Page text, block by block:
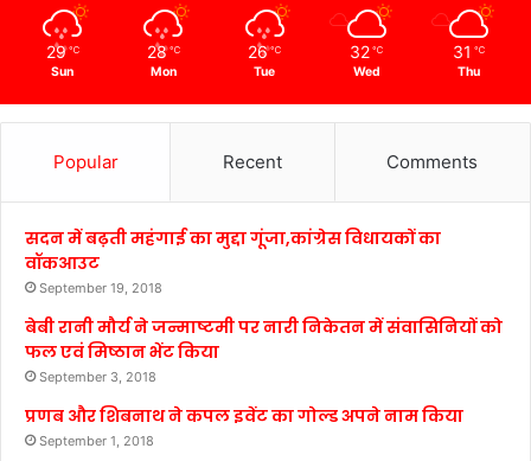
29 ℃
Sun
28 ℃
Mon
26 ℃
Tue
32 ℃
Wed
31 ℃
Thu
Popular Recent Comments
सदन में बढ़ती महंगाई का मुद्दा गूंजा,कांग्रेस विधायकों का
वॉकआउट
September 19, 2018
बेबी रानी मौर्य ने जन्माष्टमी पर नारी निकेतन में संवासिनियों को
फल एवं मिष्ठान भेंट किया
September 3, 2018
प्रणब और शिबनाथ ने कपल इवेंट का गोल्ड अपने नाम किया
September 1, 2018